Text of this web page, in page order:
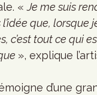
« Je me suis
que, lorsque
tout ce qui
», explique
d’une